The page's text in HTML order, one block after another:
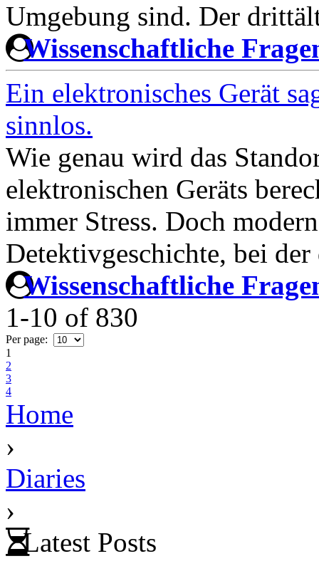
Umgebung sind. Der
Wissenschaftliche
Ein elektronisches Gerät
sinnlos.
Wie genau wird das
elektronischen Geräts
immer Stress. Doch
Detektivgeschichte, bei
Wissenschaftliche
1-10 of 830
Per page:
1
2
3
4
Home
›
Diaries
›
Latest Posts